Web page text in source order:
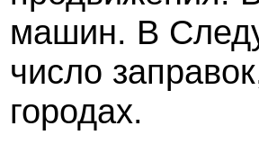
машин. В
число
городах.